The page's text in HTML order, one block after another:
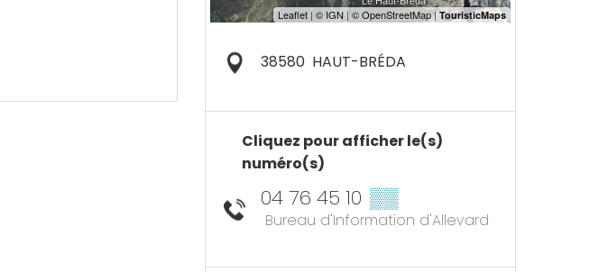
38580 HAUT-BRÉDA
Cliquez pour afficher le(s)
numéro(s)
04 76 45 10 ▒▒
Bureau d'Information d'Allevard